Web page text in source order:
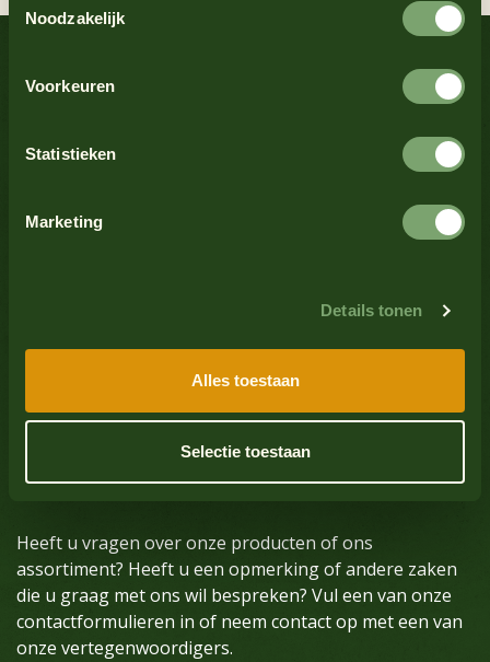
Noodzakelijk
Voorkeuren
Statistieken
Marketing
Details tonen
Alles toestaan
Selectie toestaan
Contact
Vragen over onze
producten?
Heeft u vragen over onze producten of ons
assortiment? Heeft u een opmerking of andere zaken
die u graag met ons wil bespreken? Vul een van onze
contactformulieren in of neem contact op met een van
onze vertegenwoordigers.